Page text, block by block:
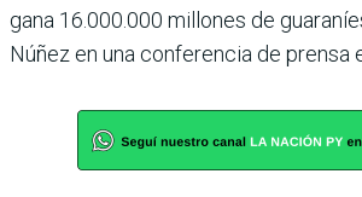
gana 16.000.000 millo­nes de
Núñez en una conferencia de prensa